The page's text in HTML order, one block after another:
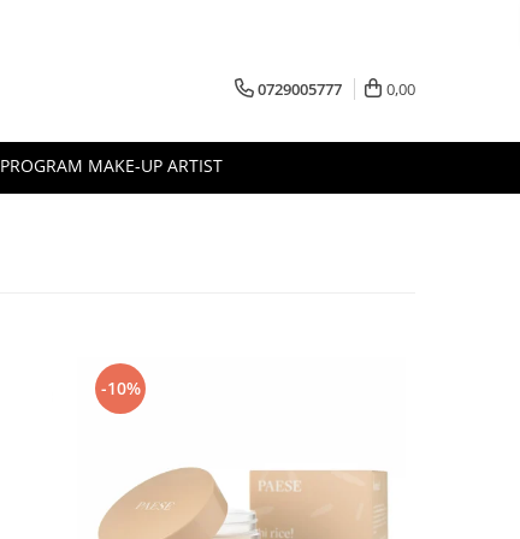
0729005777 0,00
PROGRAM MAKE-UP ARTIST
-10%